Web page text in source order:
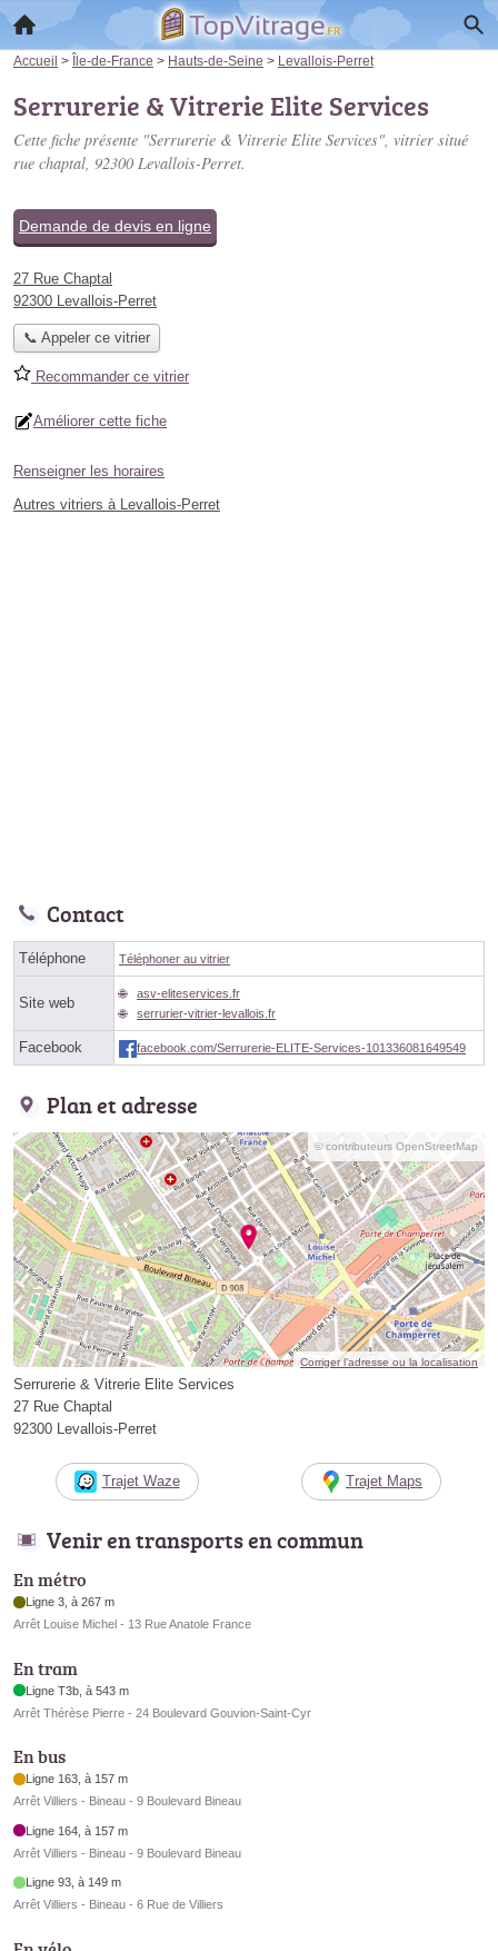
Accueil > Île-de-France > Hauts-de-Seine > Levallois-Perret
Serrurerie & Vitrerie Elite Services
Cette fiche présente "Serrurerie & Vitrerie Elite Services", vitrier situé
rue chaptal, 92300 Levallois-Perret.
Demande de devis en ligne
27 Rue Chaptal
92300 Levallois-Perret
📞 Appeler ce vitrier
Recommander ce vitrier
Améliorer cette fiche
Renseigner les horaires
Autres vitriers à Levallois-Perret
Contact
Téléphone Téléphoner au vitrier
Site web
asv-eliteservices.fr
serrurier-vitrier-levallois.fr
Facebook facebook.com/Serrurerie-ELITE-Services-101336081649549
Plan et adresse
© contributeurs OpenStreetMap
Corriger l’adresse ou la localisation
Serrurerie & Vitrerie Elite Services
27 Rue Chaptal
92300 Levallois-Perret
Trajet Waze Trajet Maps
Venir en transports en commun
En métro
Ligne 3, à 267 m
Arrêt Louise Michel - 13 Rue Anatole France
En tram
Ligne T3b, à 543 m
Arrêt Thérèse Pierre - 24 Boulevard Gouvion-Saint-Cyr
En bus
Ligne 163, à 157 m
Arrêt Villiers - Bineau - 9 Boulevard Bineau
Ligne 164, à 157 m
Arrêt Villiers - Bineau - 9 Boulevard Bineau
Ligne 93, à 149 m
Arrêt Villiers - Bineau - 6 Rue de Villiers